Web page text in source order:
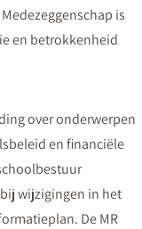
Medezeggenschap is
en betrokkenheid
over onderwerpen
en financiële
wijzigingen in het
De MR